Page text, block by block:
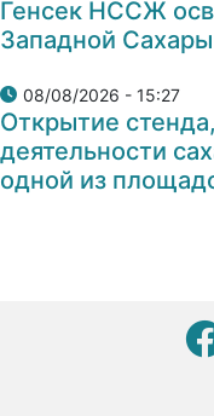
Генсек НССЖ
Западной
08/08/2026 - 15:27
Открытие
деятельности
одной из